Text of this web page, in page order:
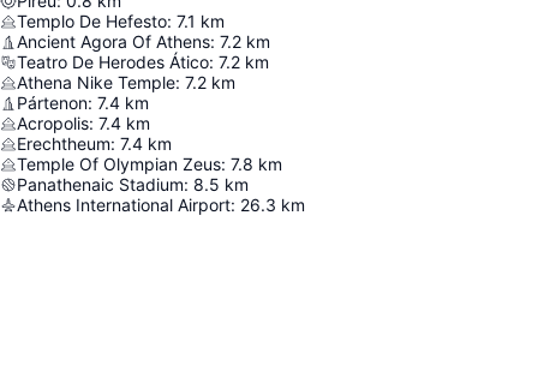
Templo De Hefesto: 7.1 km
Ancient Agora Of Athens: 7.2 km
Teatro De Herodes Ático: 7.2 km
Athena Nike Temple: 7.2 km
Pártenon: 7.4 km
Acropolis: 7.4 km
Erechtheum: 7.4 km
Temple Of Olympian Zeus: 7.8 km
Panathenaic Stadium: 8.5 km
Athens International Airport: 26.3 km